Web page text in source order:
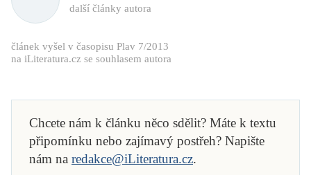
další články autora
článek vyšel v časopisu Plav 7/2013
na iLiteratura.cz se souhlasem autora
Chcete nám k článku něco sdělit? Máte k textu
připomínku nebo zajímavý postřeh? Napište
nám na redakce@iLiteratura.cz.